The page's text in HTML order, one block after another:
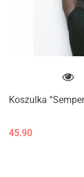
Koszulka
45.90